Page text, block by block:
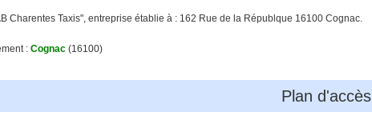
Charentes Taxis", entreprise établie à : 162 Rue de la Républque 16100 Cognac.
: Cognac (16100)
Plan d'accès